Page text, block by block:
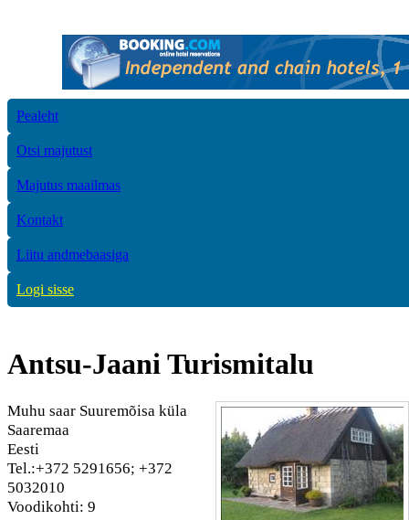
Pealeht
Otsi majutust
Majutus maailmas
Kontakt
Liitu andmebaasiga
Logi sisse
Antsu-Jaani Turismitalu
Muhu saar Suuremõisa küla
Saaremaa
Eesti
Tel.:+372 5291656; +372
5032010
Voodikohti: 9